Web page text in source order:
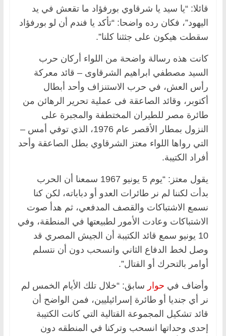
قائلا: “يا سيد يا شرقاوي بورفؤاد ما تقعش في يد
اليهود”، فكان رده واضحا: “تأكد يا فندم أن لو بورفؤاد
سقطت هيكون على جثثنا كلنا”.
كانت هذه رسالة واضحة من اللواء أركان حرب
السيد مصطفي ابراهيم الشرقاوى – قائد معركة
رأس العش، في حرب الاستنزاف وأحد أبطال
أكتوبر، وقائد الصاعقة فى عملية تحرير الرهائن من
طائرة مصر للطيران المختطفة والمجبرة على
النزول بمطار الأقصر عام 1976، الذي توفي أمس –
التي رواها اللواء معتز الشرقاوي بطل الصاعقة وأحد
أفراد الكتيبة.
يقول معتز: “يوم 5 يونيو 1967 سمعنا أن الحرب
بدأت لكننا لم نر طائرات العدو أو دباباته، لكن كنا
نسمع الاشتباكات والقصف المدفعي، ثم هدأ صوت
الاشتباكات وعادت الأمور لطبيعتها في المنطقة، وفي
10 يونيو سمع قائد الكتيبة أن الجيش المصري قد
وصل لخط الدفاع الثاني وانسحب دون أن نتسلم
أوامر بالتحرك أو القتال”.
وأضاف في حوار سابق: “خلال تلك الأيام الخمس لم
نر أي جنديا أو طائرة إسرائيليين، فمن الواضح أن
قائد تشكيل المجموعة القتالية التي كانت الكتيبة
إحدى وحداتها انسحب وتركنا في المنطقه دون